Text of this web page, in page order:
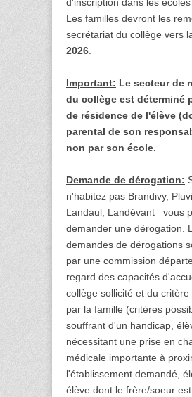
d'inscription dans les écoles
Les familles devront les
secrétariat du collège vers
2026.
Important: Le secteur de
du collège est déterminé
de résidence de l'élève
parental de son
non par son école.
Demande de dérogation:
n'habitez pas Brandivy,
Landaul, Landévant vous
demander une dérogation.
demandes de dérogations
par une commission
regard des capacités
collège sollicité et du critère
par la famille (critères
souffrant d'un handicap,
nécessitant une prise en
médicale importante à
l'établissement demandé,
élève dont le frère/soeur